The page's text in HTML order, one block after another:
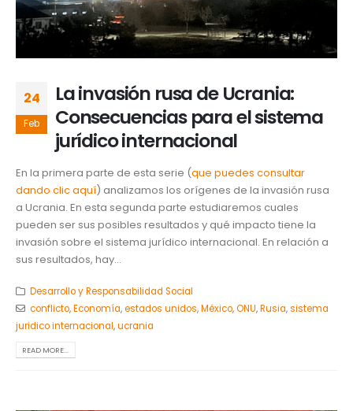
24
Feb
La invasión rusa de Ucrania:
Consecuencias para el sistema
jurídico internacional
En la primera parte de esta serie (que puedes consultar
dando clic aquí) analizamos los orígenes de la invasión rusa
a Ucrania. En esta segunda parte estudiaremos cuales
pueden ser sus posibles resultados y qué impacto tiene la
invasión sobre el sistema jurídico internacional. En relación a
sus resultados, hay...
Desarrollo y Responsabilidad Social
conflicto,Economía,estados unidos,México,ONU,Rusia,sistema
juridico internacional,ucrania
READ MORE...